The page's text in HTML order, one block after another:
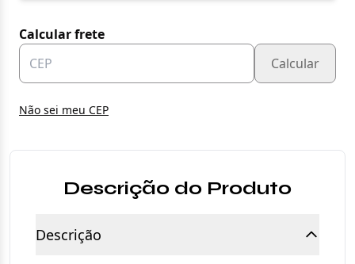
Calcular frete
Calcular
Não sei meu CEP
Descrição do Produto
Descrição